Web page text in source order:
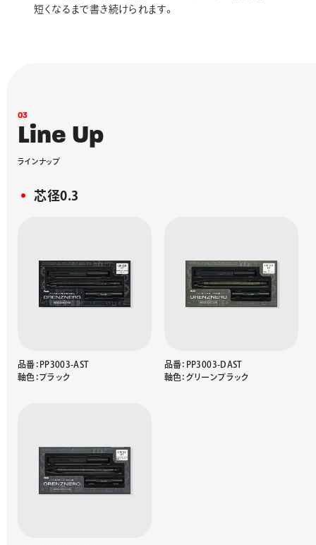
短くなるまで書き続けられます。
03
Line Up
ラインナップ
芯径0.3
品番：PP3003-AST
軸色：ブラック
品番：PP3003-DAST
軸色：グリーンブラック